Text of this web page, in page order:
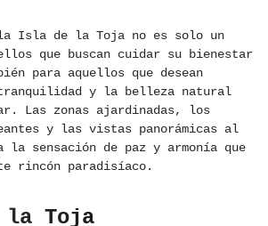
Isla de la Toja no es solo un
que buscan cuidar su bienestar
para aquellos que desean
y la belleza natural
Las zonas ajardinadas, los
y las vistas panorámicas al
la sensación de paz y armonía que
rincón paradisíaco.
la Toja